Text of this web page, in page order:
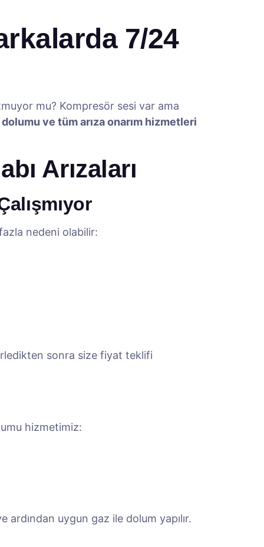
7/24
mu? Kompresör sesi var ama
ve tüm arıza onarım hizmetleri
Arızaları
nedeni olabilir:
sonra size fiyat teklifi
hizmetimiz:
ardından uygun gaz ile dolum yapılır.